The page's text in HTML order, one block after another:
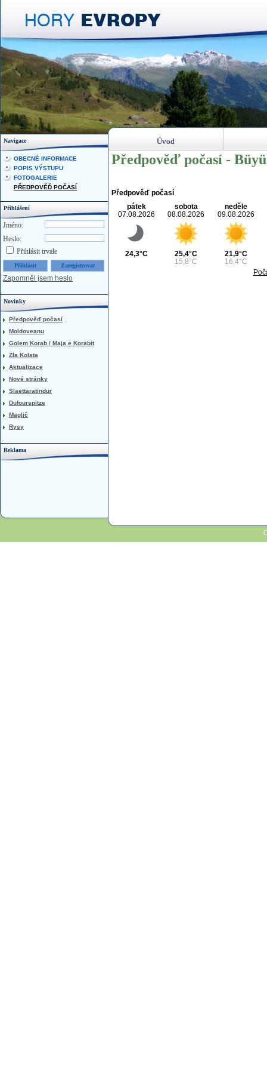
Předpověď počasí -
Předpověď počasí
pátek
07.08.2026
24,3°C
sobota
08.08.2026
25,4°C
15,8°C
neděle
09.08.2026
21,9°C
16,4°C
Navigace
OBECNÉ INFORMACE
POPIS VÝSTUPU
FOTOGALERIE
PŘEDPOVĚĎ POČASÍ
Přihlášení
Jméno:
Heslo:
Přihlásit trvale
Zapomněl jsem heslo
Novinky
Předpověď počasí
Moldoveanu
Golem Korab / Maja e Korabit
Zla Kolata
Aktualizace
Nové stránky
Slaettaratindur
Dufourspitze
Maglič
Rysy
Reklama
Úvod